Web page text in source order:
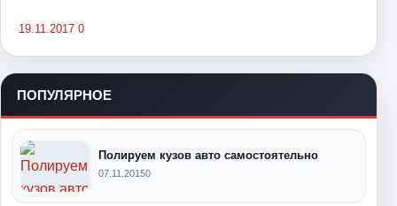
19.11.2017 0
ПОПУЛЯРНОЕ
Полируем кузов авто самостоятельно
07.11.20150